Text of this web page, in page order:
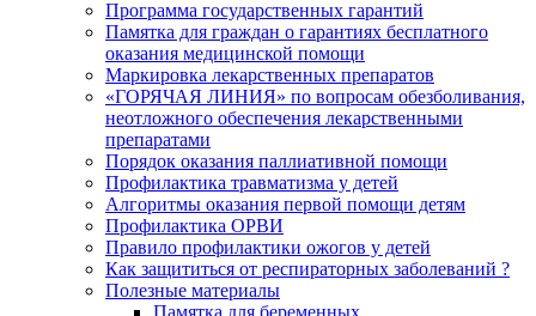
Программа государственных гарантий
Памятка для граждан о гарантиях бесплатного
оказания медицинской помощи
Маркировка лекарственных препаратов
«ГОРЯЧАЯ ЛИНИЯ» по вопросам обезболивания,
неотложного обеспечения лекарственными
препаратами
Порядок оказания паллиативной помощи
Профилактика травматизма у детей
Алгоритмы оказания первой помощи детям
Профилактика ОРВИ
Правило профилактики ожогов у детей
Как защититься от респираторных заболеваний ?
Полезные материалы
Памятка для беременных